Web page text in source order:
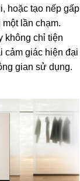
hoặc tạo nếp gấp
lần chạm.
không chỉ tiện
cảm giác hiện đại
gian sử dụng.